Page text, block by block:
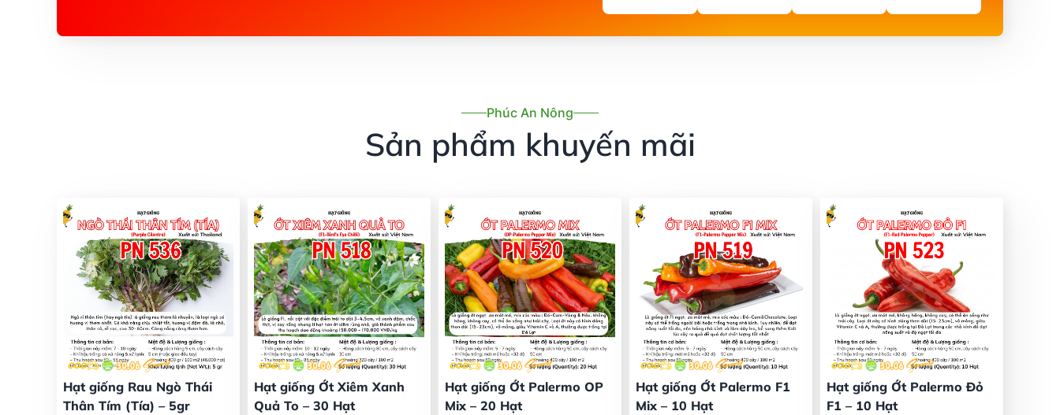
Phúc An Nông
Sản phẩm khuyến mãi
Hạt giống Rau Ngò Thái
Thân Tím (Tía) – 5gr
Hạt giống Ớt Xiêm Xanh
Quả To – 30 Hạt
Hạt giống Ớt Palermo OP
Mix – 20 Hạt
Hạt giống Ớt Palermo F1
Mix – 10 Hạt
Hạt giống Ớt Palermo Đỏ
F1 – 10 Hạt